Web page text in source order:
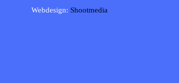
Webdesign: Shootmedia